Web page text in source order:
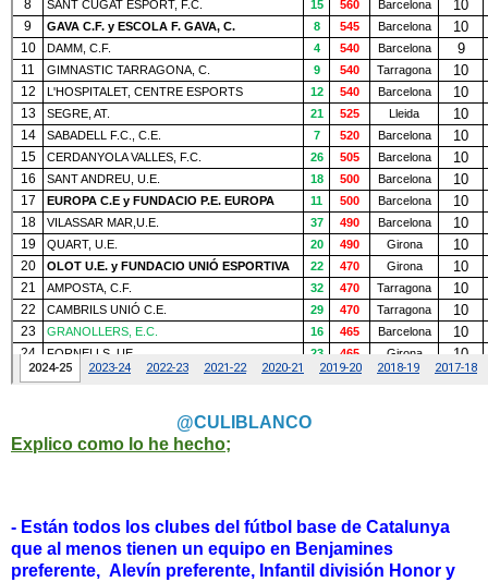
@CULIBLANCO
Explico como lo he hecho;
- Están todos los clubes del fútbol base de Catalunya
que al menos tienen un equipo en Benjamines
preferente, Alevín preferente, Infantil división Honor y